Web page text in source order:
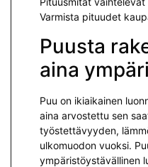
Varmista pituudet
Puusta
aina
Puu on ikiaikainen
aina arvostettu sen
työstettävyyden,
ulkomuodon vuoksi.
ympäristöystävällinen